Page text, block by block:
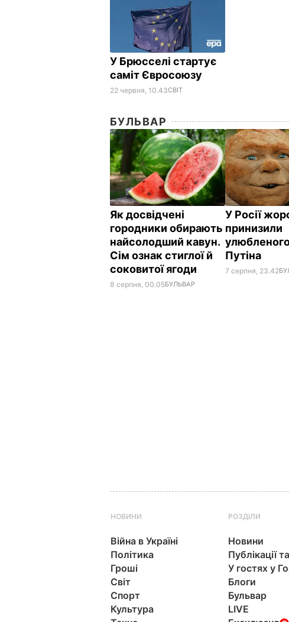
У Брюсселі стартує
саміт Євросоюзу
22 червня, 10.43СВІТ
БУЛЬВАР
Як досвідчені
городники обирають
найсолодший кавун.
Сім ознак стиглої й
соковитої ягоди
8 серпня, 00.05БУЛЬВАР
У Росії
принизили
Путіна
7 серпня, 23.42
НОВИНИ
Війна в Україні
Політика
Гроші
Світ
Спорт
Культура
РОЗДІЛИ
Новини
Публікації
У гостях у
Блоги
Бульвар
LIVE